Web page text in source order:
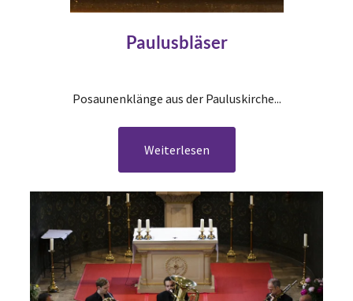
Paulusbläser
Posaunenklänge aus der Pauluskirche...
Weiterlesen